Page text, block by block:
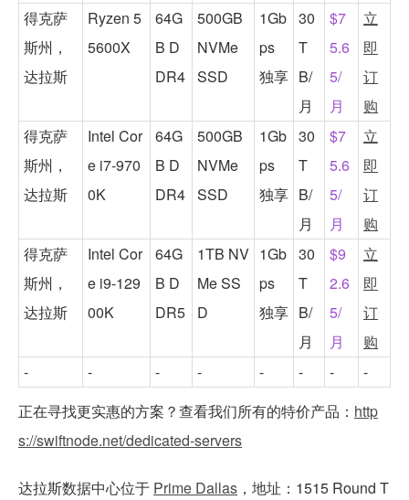
得克萨
斯州，
达拉斯
Ryzen 5
5600X
64G
B D
DR4
500GB
NVMe
SSD
1Gb
ps
独享
30
T
B/
月
$7
5.6
5/
月
立
即
订
购
得克萨
斯州，
达拉斯
Intel Cor
e i7-970
0K
64G
B D
DR4
500GB
NVMe
SSD
1Gb
ps
独享
30
T
B/
月
$7
5.6
5/
月
立
即
订
购
得克萨
斯州，
达拉斯
Intel Cor
e i9-129
00K
64G
B D
DR5
1TB NV
Me SS
D
1Gb
ps
独享
30
T
B/
月
$9
2.6
5/
月
立
即
订
购
-
- - - - - -
-
正在寻找更实惠的方案？查看我们所有的特价产品： http
s://swiftnode.net/dedicated-servers
达拉斯数据中心位于 Prime Dallas ，地址：1515 Round T